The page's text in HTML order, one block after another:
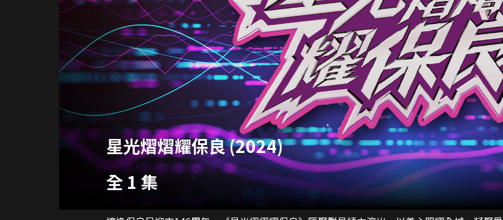
星光熠熠耀保良 (2024)
全 1 集